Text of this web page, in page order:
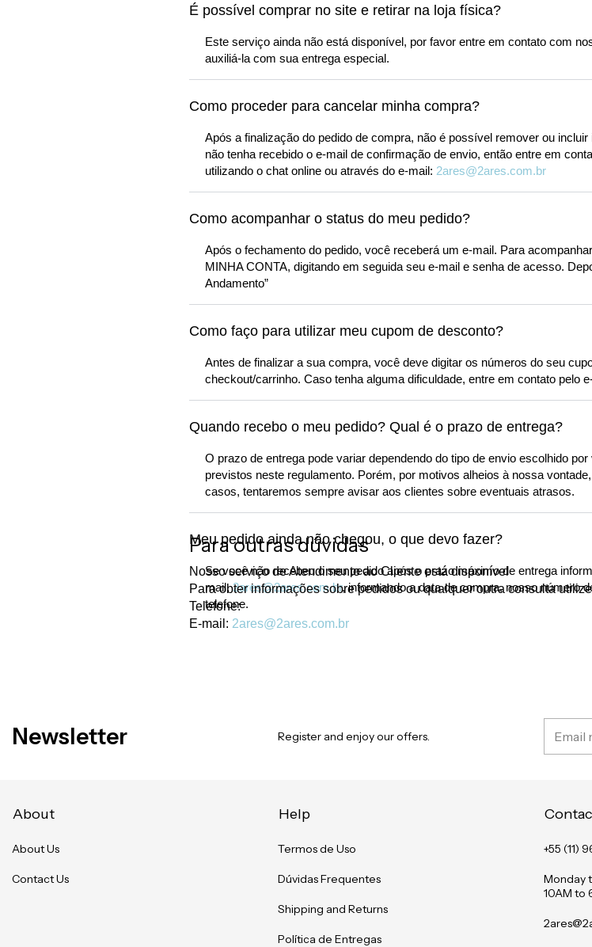
É possível comprar no site e retirar na loja física?
Este serviço ainda não está disponível, por favor entre em contato com
auxiliá-la com sua entrega especial.
Como proceder para cancelar minha compra?
Após a finalização do pedido de compra, não é possível remover ou
não tenha recebido o e-mail de confirmação de envio, então entre em
utilizando o chat online ou através do e-mail: 2ares@2ares.com.br
Como acompanhar o status do meu pedido?
Após o fechamento do pedido, você receberá um e-mail. Para
MINHA CONTA, digitando em seguida seu e-mail e senha de acesso.
Andamento”
Como faço para utilizar meu cupom de desconto?
Antes de finalizar a sua compra, você deve digitar os números do seu
checkout/carrinho. Caso tenha alguma dificuldade, entre em contato pelo
Quando recebo o meu pedido? Qual é o prazo de entrega?
O prazo de entrega pode variar dependendo do tipo de envio escolhido
previstos neste regulamento. Porém, por motivos alheios à nossa
casos, tentaremos sempre avisar aos clientes sobre eventuais atrasos.
Meu pedido ainda não chegou, o que devo fazer?
Se você não recebeu o seu pedido após o prazo máximo de entrega
mail,2ares@2ares.com.br, informando a data de compra, nosso número
telefone.
Para outras dúvidas
Nosso serviço de Atendimento ao Cliente está disponível
Para obter informações sobre pedidos ou qualquer outra consulta
Telefone:
E-mail: 2ares@2ares.com.br
Newsletter Register and enjoy our offers.
About
About Us
Contact Us
Help
Termos de Uso
Dúvidas Frequentes
Shipping and Returns
Política de Entregas
+55 (11)
Monday
10AM to